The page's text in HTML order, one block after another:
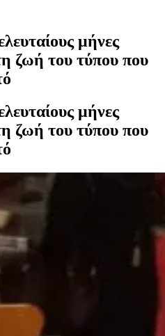
μήνες
ζωή του τύπου που
μήνες
ζωή του τύπου που